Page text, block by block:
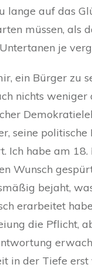
lange auf das
müssen, als
je
ein Bürger zu
nichts weniger
seine politische
Ich habe am 18.
Wunsch
bejaht,
erarbeitet
die Pflicht,
in der Tiefe erst